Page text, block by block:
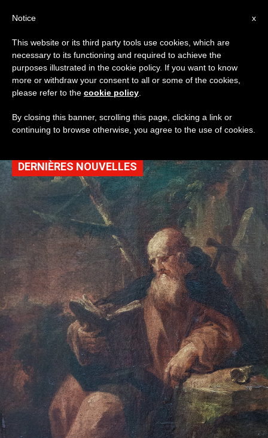
TAG
Posts Tagged ‘سيرة
حياة’
DERNIÈRES NOUVELLES
x
Notice
This website or its third party tools use cookies, which are
necessary to its functioning and required to achieve the
purposes illustrated in the cookie policy. If you want to know
more or withdraw your consent to all or some of the cookies,
please refer to the cookie policy
By closing this banner, scrolling this page, clicking a link or
continuing to browse otherwise, you agree to the use of cookies.